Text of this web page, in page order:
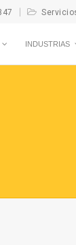
INDUSTRIAS